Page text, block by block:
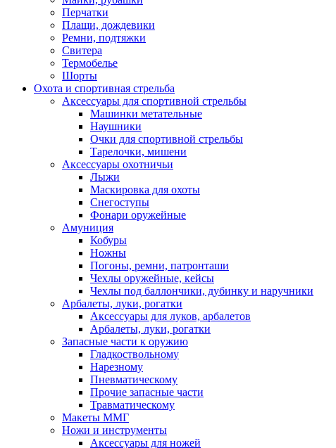
Перчатки
Плащи, дождевики
Ремни, подтяжки
Свитера
Термобелье
Шорты
Охота и спортивная стрельба
Аксессуары для спортивной стрельбы
Машинки метательные
Наушники
Очки для спортивной стрельбы
Тарелочки, мишени
Аксессуары охотничьи
Лыжи
Маскировка для охоты
Снегоступы
Фонари оружейные
Амуниция
Кобуры
Ножны
Погоны, ремни, патронташи
Чехлы оружейные, кейсы
Чехлы под баллончики, дубинку и наручники
Арбалеты, луки, рогатки
Аксессуары для луков, арбалетов
Арбалеты, луки, рогатки
Запасные части к оружию
Гладкоствольному
Нарезному
Пневматическому
Прочие запасные части
Травматическому
Макеты ММГ
Ножи и инструменты
Аксессуары для ножей